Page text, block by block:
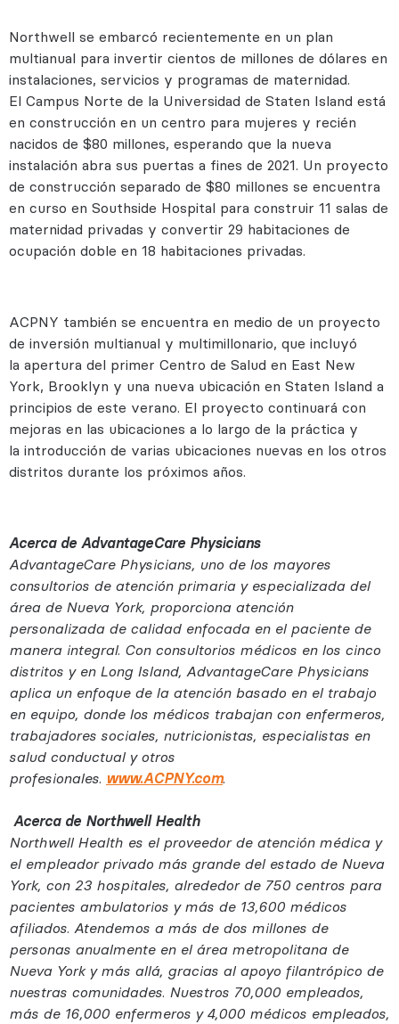
Northwell se embarcó recientemente en un plan
multianual para invertir cientos de millones de dólares en
instalaciones, servicios y programas de maternidad.
El Campus Norte de la Universidad de Staten Island está
en construcción en un centro para mujeres y recién
nacidos de $80 millones, esperando que la nueva
instalación abra sus puertas a fines de 2021. Un proyecto
de construcción separado de $80 millones se encuentra
en curso en Southside Hospital para construir 11 salas de
maternidad privadas y convertir 29 habitaciones de
ocupación doble en 18 habitaciones privadas.
ACPNY también se encuentra en medio de un proyecto
de inversión multianual y multimillonario, que incluyó
la apertura del primer Centro de Salud en East New
York, Brooklyn y una nueva ubicación en Staten Island a
principios de este verano. El proyecto continuará con
mejoras en las ubicaciones a lo largo de la práctica y
la introducción de varias ubicaciones nuevas en los otros
distritos durante los próximos años.
Acerca de AdvantageCare Physicians
AdvantageCare Physicians, uno de los mayores
consultorios de atención primaria y especializada del
área de Nueva York, proporciona atención
personalizada de calidad enfocada en el paciente de
manera integral. Con consultorios médicos en los cinco
distritos y en Long Island, AdvantageCare Physicians
aplica un enfoque de la atención basado en el trabajo
en equipo, donde los médicos trabajan con enfermeros,
trabajadores sociales, nutricionistas, especialistas en
salud conductual y otros
profesionales. www.ACPNY.com.
Acerca de Northwell Health
Northwell Health es el proveedor de atención médica y
el empleador privado más grande del estado de Nueva
York, con 23 hospitales, alrededor de 750 centros para
pacientes ambulatorios y más de 13,600 médicos
afiliados. Atendemos a más de dos millones de
personas anualmente en el área metropolitana de
Nueva York y más allá, gracias al apoyo filantrópico de
nuestras comunidades. Nuestros 70,000 empleados,
más de 16,000 enfermeros y 4,000 médicos empleados,